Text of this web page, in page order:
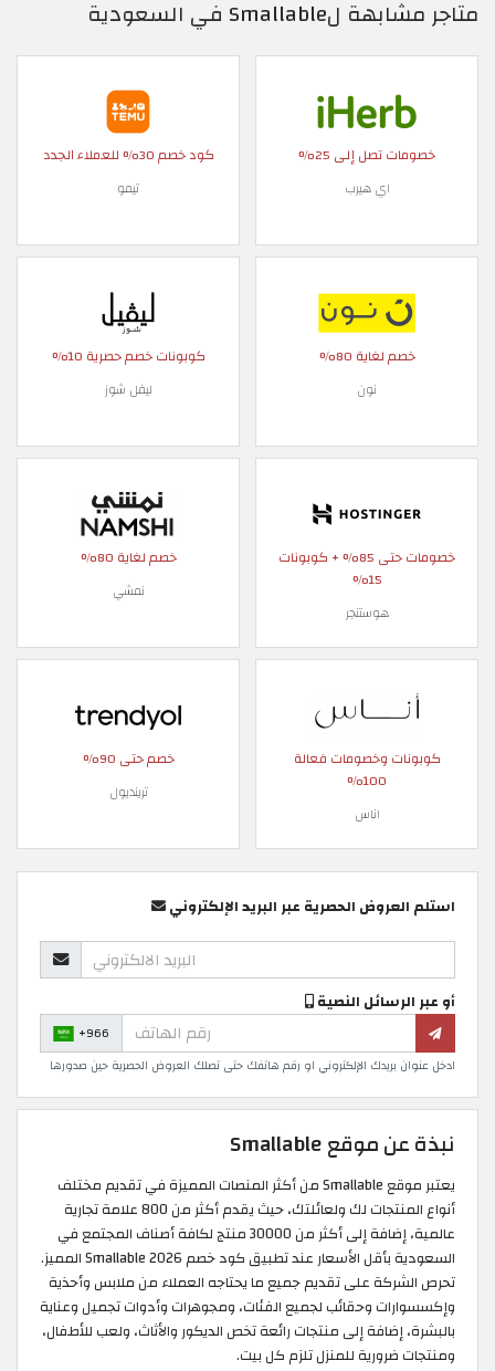
متاجر مشابهة لSmallable في السعودية
خصومات تصل إلى 25%
اي هيرب
كود خصم 30% للعملاء الجدد
تيمو
خصم لغاية 80%
نون
كوبونات خصم حصرية 10%
ليفل شوز
خصومات حتى 85% + كوبونات
15%
هوستنجر
خصم لغاية 80%
نمشي
كوبونات وخصومات فعالة
100%
اناس
خصم حتى 90%
ترينديول
استلم العروض الحصرية عبر البريد الإلكتروني
أو عبر الرسائل النصية
+966
ادخل عنوان بريدك الإلكتروني او رقم هاتفك حتى تصلك العروض الحصرية حين صدورها
نبذة عن موقع Smallable
يعتبر موقع Smallable من أكثر المنصات المميزة في تقديم مختلف
أنواع المنتجات لك ولعائلتك، حيث يقدم أكثر من 800 علامة تجارية
عالمية، إضافة إلى أكثر من 30000 منتج لكافة أصناف المجتمع في
السعودية بأقل الأسعار عند تطبيق كود خصم Smallable 2026 المميز.
تحرص الشركة على تقديم جميع ما يحتاجه العملاء من ملابس وأحذية
وإكسسوارات وحقائب لجميع الفئات، ومجوهرات وأدوات تجميل وعناية
بالبشرة، إضافة إلى منتجات رائعة تخص الديكور والأثاث، ولعب للأطفال،
ومنتجات ضرورية للمنزل تلزم كل بيت.